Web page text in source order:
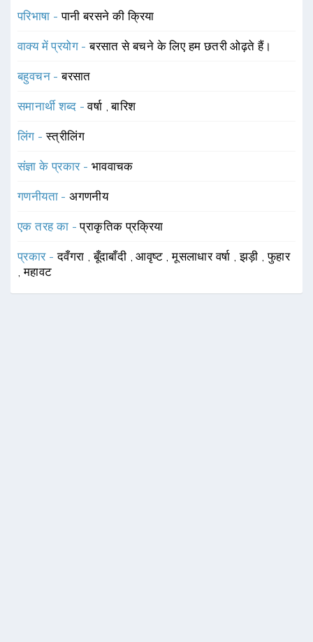
परिभाषा -पानी बरसने की क्रिया
वाक्य में प्रयोग -बरसात से बचने के लिए हम छतरी ओढ़ते हैं।
बहुवचन -बरसात
समानार्थी शब्द -वर्षा ,बारिश
लिंग -स्त्रीलिंग
संज्ञा के प्रकार - भाववाचक
गणनीयता -अगणनीय
एक तरह का -प्राकृतिक प्रक्रिया
प्रकार -दवँगरा ,बूँदाबाँदी ,आवृष्ट ,मूसलाधार वर्षा ,झड़ी ,फुहार
,महावट